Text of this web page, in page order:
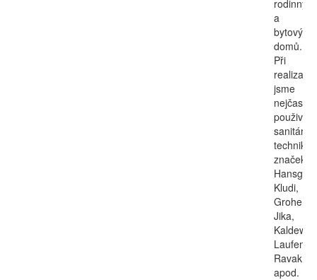
rodinných
a
bytových
domů.
Při
jsme
nejčastěji
použivali
techniku
značek
Kludi,
Grohe,
Jika,
Kaldewei,
Laufen,
Ravak
apod.